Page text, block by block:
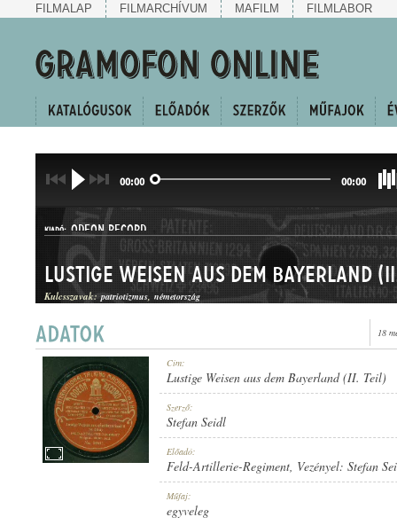
FILMALAP FILMARCHÍVUM MAFILM FILMLABOR
00:00 00:00
FELD-ARTILLERIE-REGIMENT
KIADÓ: ODEON RECORD
NO. 34691.
Lustige Weisen aus dem Bayerland
Kulcsszavak: patriotizmus németország
18
Cím:
Lustige Weisen aus dem Bayerland (II. Teil)
Szerző:
Stefan Seidl
Előadó:
Feld-Artillerie-Regiment, Vezényel: Stefan
Műfaj:
egyveleg